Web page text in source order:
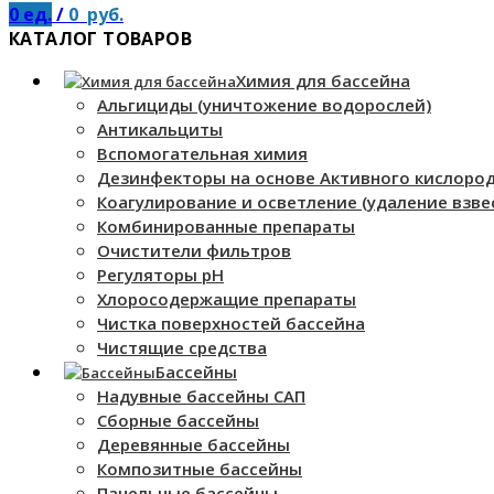
0 ед./ 0 руб.
КАТАЛОГ ТОВАРОВ
Химия для бассейна
Альгициды (уничтожение водорослей)
Антикальциты
Вспомогательная химия
Дезинфекторы на основе Активного
Коагулирование и осветление (удаление
Комбинированные препараты
Очистители фильтров
Регуляторы pH
Хлоросодержащие препараты
Чистка поверхностей бассейна
Чистящие средства
Бассейны
Надувные бассейны САП
Сборные бассейны
Деревянные бассейны
Композитные бассейны